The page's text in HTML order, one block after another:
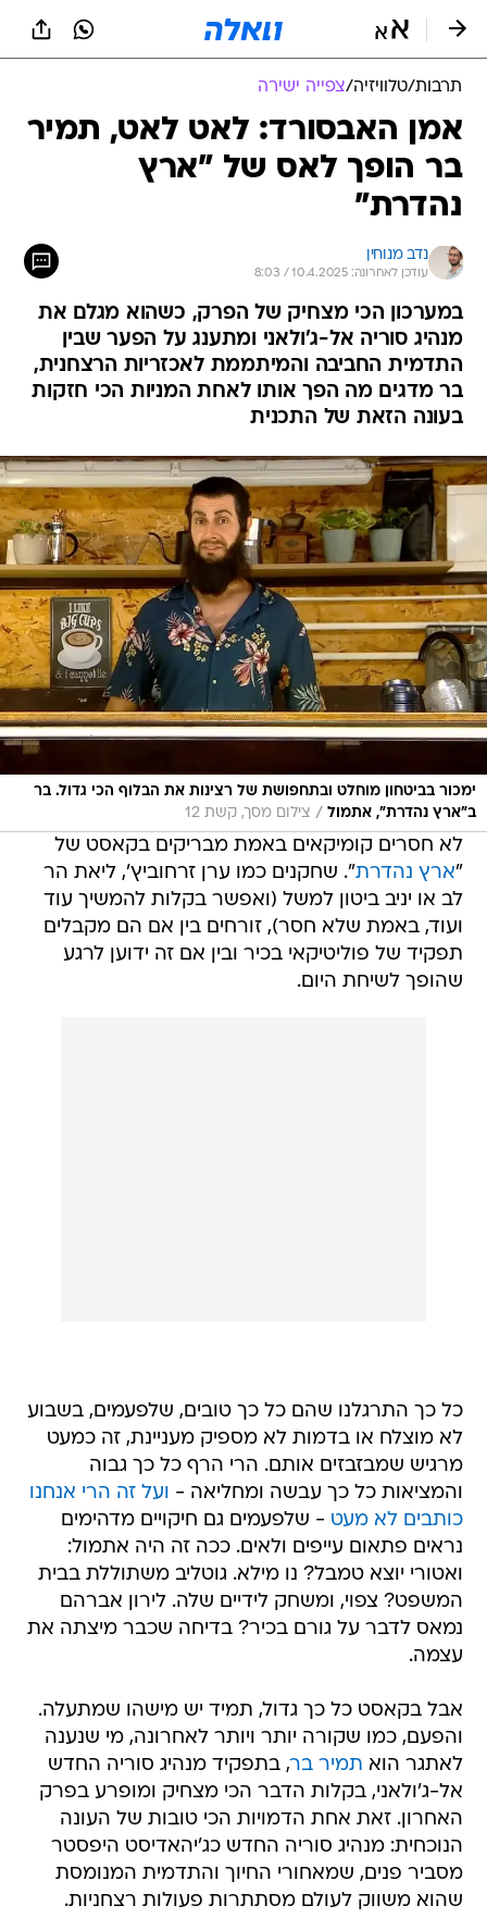
תרבות/טלוויזיה/צפייה ישירה
אמן האבסורד: לאט לאט, תמיר
בר הופך לאס של "ארץ
נהדרת"
נדב מנוחין
עודכן לאחרונה: 10.4.2025 / 8:03
במערכון הכי מצחיק של הפרק, כשהוא מגלם את
מנהיג סוריה אל-ג'ולאני ומתענג על הפער שבין
התדמית החביבה והמיתממת לאכזריות הרצחנית,
בר מדגים מה הפך אותו לאחת המניות הכי חזקות
בעונה הזאת של התכנית
ימכור בביטחון מוחלט ובתחפושת של רצינות את הבלוף הכי גדול. בר
ב"ארץ נהדרת", אתמול / צילום מסך, קשת 12
לא חסרים קומיקאים באמת מבריקים בקאסט של
"ארץ נהדרת". שחקנים כמו ערן זרחוביץ', ליאת הר
לב או יניב ביטון למשל (ואפשר בקלות להמשיך עוד
ועוד, באמת שלא חסר), זורחים בין אם הם מקבלים
תפקיד של פוליטיקאי בכיר ובין אם זה ידוען לרגע
שהופך לשיחת היום.
כל כך התרגלנו שהם כל כך טובים, שלפעמים, בשבוע
לא מוצלח או בדמות לא מספיק מעניינת, זה כמעט
מרגיש שמבזבזים אותם. הרי הרף כל כך גבוה
והמציאות כל כך עבשה ומחליאה - ועל זה הרי אנחנו
כותבים לא מעט - שלפעמים גם חיקויים מדהימים
נראים פתאום עייפים ולאים. ככה זה היה אתמול:
ואטורי יוצא טמבל? נו מילא. גוטליב משתוללת בבית
המשפט? צפוי, ומשחק לידיים שלה. לירון אברהם
נמאס לדבר על גורם בכיר? בדיחה שכבר מיצתה את
עצמה.
אבל בקאסט כל כך גדול, תמיד יש מישהו שמתעלה.
והפעם, כמו שקורה יותר ויותר לאחרונה, מי שנענה
לאתגר הוא תמיר בר, בתפקיד מנהיג סוריה החדש
אל-ג'ולאני, בקלות הדבר הכי מצחיק ומופרע בפרק
האחרון. זאת אחת הדמויות הכי טובות של העונה
הנוכחית: מנהיג סוריה החדש כג'יהאדיסט היפסטר
מסביר פנים, שמאחורי החיוך והתדמית המנומסת
שהוא משווק לעולם מסתתרות פעולות רצחניות.